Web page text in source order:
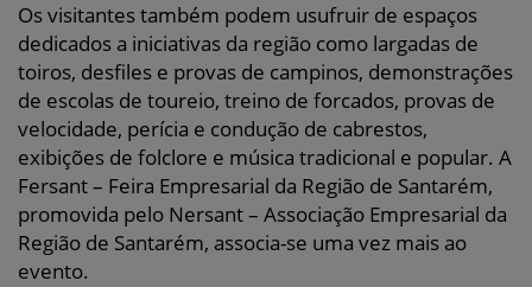
Os visitantes também podem usufruir de espaços
dedicados a iniciativas da região como largadas de
toiros, desfiles e provas de campinos, demonstrações
de escolas de toureio, treino de forcados, provas de
velocidade, perícia e condução de cabrestos,
exibições de folclore e música tradicional e popular. A
Fersant – Feira Empresarial da Região de Santarém,
promovida pelo Nersant – Associação Empresarial da
Região de Santarém, associa-se uma vez mais ao
evento.